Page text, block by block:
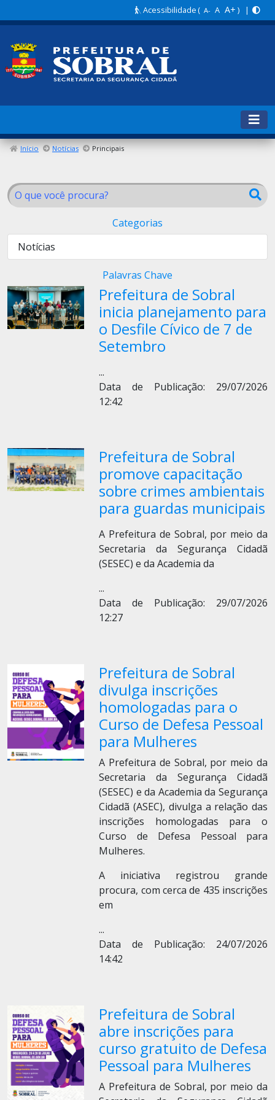
Acessibilidade( A- A A+ ) |
Início Notícias Principais
Categorias
Notícias
Palavras Chave
Prefeitura de Sobral
inicia planejamento para
o Desfile Cívico de 7 de
Setembro
...
Data de Publicação: 29/07/2026
12:42
Prefeitura de Sobral
promove capacitação
sobre crimes ambientais
para guardas municipais
A Prefeitura de Sobral, por meio da
Secretaria da Segurança Cidadã
(SESEC) e da Academia da
...
Data de Publicação: 29/07/2026
12:27
Prefeitura de Sobral
divulga inscrições
homologadas para o
Curso de Defesa Pessoal
para Mulheres
A Prefeitura de Sobral, por meio da
Secretaria da Segurança Cidadã
(SESEC) e da Academia da Segurança
Cidadã (ASEC), divulga a relação das
inscrições homologadas para o
Curso de Defesa Pessoal para
Mulheres.
A iniciativa registrou grande
procura, com cerca de 435 inscrições
em
...
Data de Publicação: 24/07/2026
14:42
Prefeitura de Sobral
abre inscrições para
curso gratuito de Defesa
Pessoal para Mulheres
A Prefeitura de Sobral, por meio da